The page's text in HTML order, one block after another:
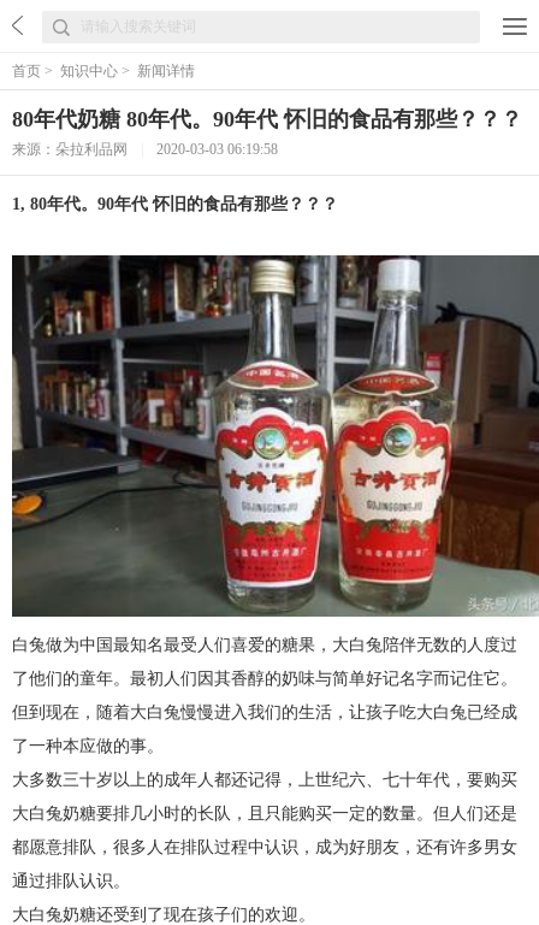
首页 > 知识中心 > 新闻详情
80年代奶糖 80年代。90年代 怀旧的食品有那些？？？
来源：朵拉利品网 2020-03-03 06:19:58
1, 80年代。90年代 怀旧的食品有那些？？？
白兔做为中国最知名最受人们喜爱的糖果，大白兔陪伴无数的人度过
了他们的童年。最初人们因其香醇的奶味与简单好记名字而记住它。
但到现在，随着大白兔慢慢进入我们的生活，让孩子吃大白兔已经成
了一种本应做的事。
大多数三十岁以上的成年人都还记得，上世纪六、七十年代，要购买
大白兔奶糖要排几小时的长队，且只能购买一定的数量。但人们还是
都愿意排队，很多人在排队过程中认识，成为好朋友，还有许多男女
通过排队认识。
大白兔奶糖还受到了现在孩子们的欢迎。